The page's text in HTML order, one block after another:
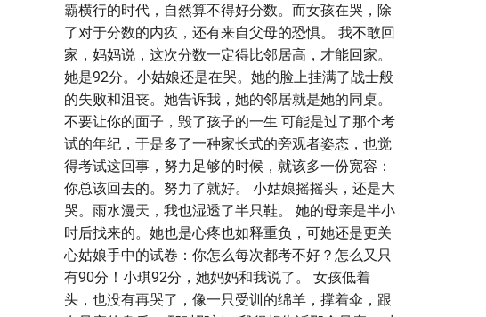
霸横行的时代，自然算不得好分数。而女孩在哭，除
了对于分数的内疚，还有来自父母的恐惧。 我不敢回
家，妈妈说，这次分数一定得比邻居高，才能回家。
她是92分。小姑娘还是在哭。她的脸上挂满了战士般
的失败和沮丧。她告诉我，她的邻居就是她的同桌。
不要让你的面子，毁了孩子的一生 可能是过了那个考
试的年纪，于是多了一种家长式的旁观者姿态，也觉
得考试这回事，努力足够的时候，就该多一份宽容：
你总该回去的。努力了就好。 小姑娘摇摇头，还是大
哭。雨水漫天，我也湿透了半只鞋。 她的母亲是半小
时后找来的。她也是心疼也如释重负，可她还是更关
心姑娘手中的试卷：你怎么每次都考不好？怎么又只
有90分！小琪92分，她妈妈和我说了。 女孩低着
头，也没有再哭了，像一只受训的绵羊，撑着伞，跟